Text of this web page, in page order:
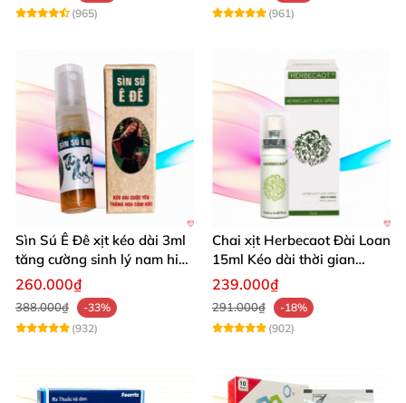
(965)
(961)
Sìn Sú Ê Đê xịt kéo dài 3ml
tăng cường sinh lý nam hiệu
quả
260.000₫
388.000₫
-33%
(932)
Chai xịt Herbecaot Đài Loan
15ml Kéo dài thời gian
Tăng khoái cảm
239.000₫
291.000₫
-18%
(902)